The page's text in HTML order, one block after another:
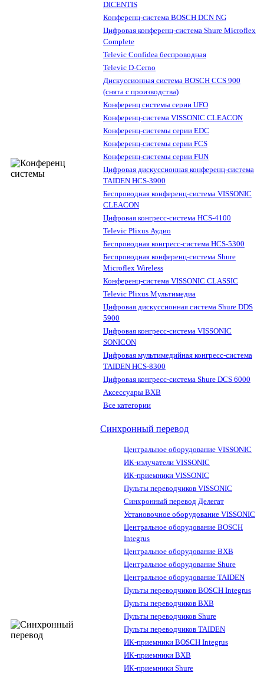
DICENTIS
Конференц-система BOSCH DCN NG
Цифровая конференц-система Shure Microflex
Complete
Televic Confidea беспроводная
Televic D-Cerno
Дискуссионная система BOSCH CCS 900
(снята с производства)
Конференц системы серии UFO
Конференц-система VISSONIC CLEACON
Конференц-системы серии EDC
Конференц-системы серии FCS
Конференц-системы серии FUN
Цифровая дискуссионная конференц-система
TAIDEN HCS-3900
Беспроводная конференц-система VISSONIC
CLEACON
Цифровая конгресс-система HCS-4100
Televic Plixus Аудио
Беспроводная конгресс-система HCS-5300
Беспроводная конференц-система Shure
Microflex Wireless
Конференц-система VISSONIC CLASSIC
Televic Plixus Мультимедиа
Цифровая дискуссионная система Shure DDS
5900
Цифровая конгресс-система VISSONIC
SONICON
Цифровая мультимедийная конгресс-система
TAIDEN HCS-8300
Цифровая конгресс-система Shure DCS 6000
Аксессуары BXB
Все категории
Синхронный перевод
Центральное оборудование VISSONIC
ИК-излучатели VISSONIC
ИК-приемники VISSONIC
Пульты переводчиков VISSONIC
Синхронный перевод Делегат
Установочное оборудование VISSONIC
Центральное оборудование BOSCH
Integrus
Центральное оборудование BXB
Центральное оборудование Shure
Центральное оборудование TAIDEN
Пульты переводчиков BOSCH Integrus
Пульты переводчиков BXB
Пульты переводчиков Shure
Пульты переводчиков TAIDEN
ИК-приемники BOSCH Integrus
ИК-приемники BXB
ИК-приемники Shure